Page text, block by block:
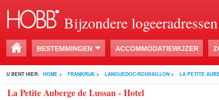
Bijzondere logeeradressen
BESTEMMINGEN ACCOMMODATIEWIJZER
U BENT HIER: HOME > FRANKRIJK > LANGUEDOC-ROUSSILLON > LA PETITE
La Petite Auberge de Lussan - Hotel